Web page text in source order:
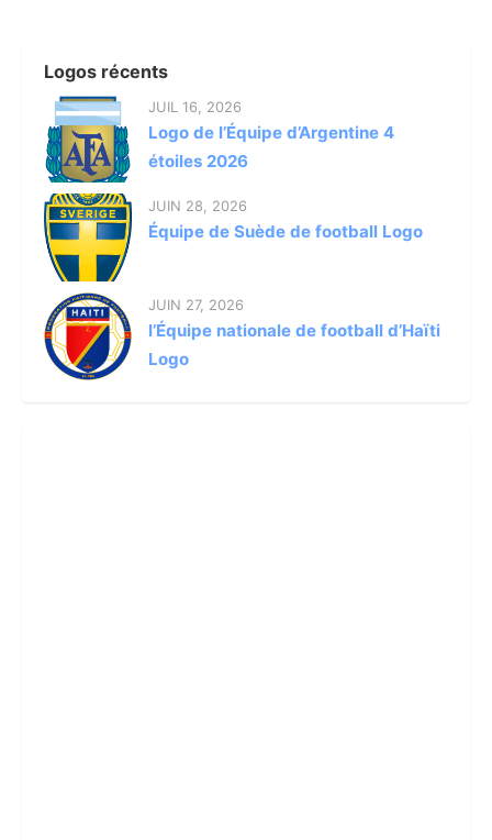
Logos récents
JUIL 16, 2026
Logo de l’Équipe d’Argentine 4
étoiles 2026
JUIN 28, 2026
Équipe de Suède de football Logo
JUIN 27, 2026
l’Équipe nationale de football d’Haïti
Logo